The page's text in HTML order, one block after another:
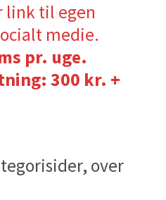
link til egen
medie.
pr. uge.
300 kr. +
over